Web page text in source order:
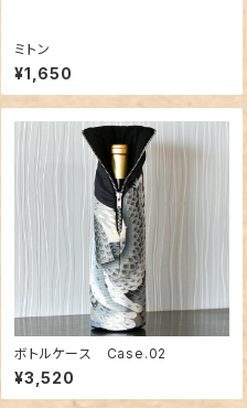
ミトン
¥1,650
ボトルケース Case.02
¥3,520